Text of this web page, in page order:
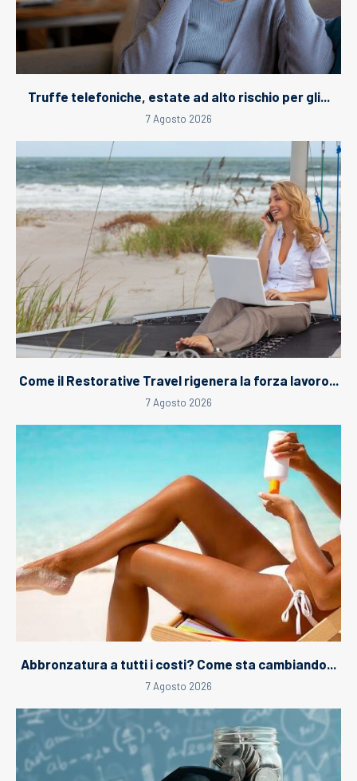
Truffe telefoniche, estate ad alto rischio per gli...
7 Agosto 2026
Come il Restorative Travel rigenera la forza lavoro...
7 Agosto 2026
Abbronzatura a tutti i costi? Come sta cambiando...
7 Agosto 2026